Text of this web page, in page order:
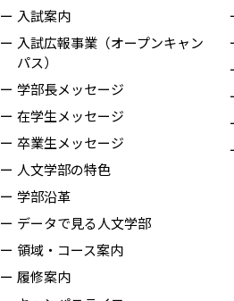
入試案内
入試広報事業（オープンキャン
パス）
学部長メッセージ
在学生メッセージ
卒業生メッセージ
人文学部の特色
学部沿革
データで見る人文学部
領域・コース案内
履修案内